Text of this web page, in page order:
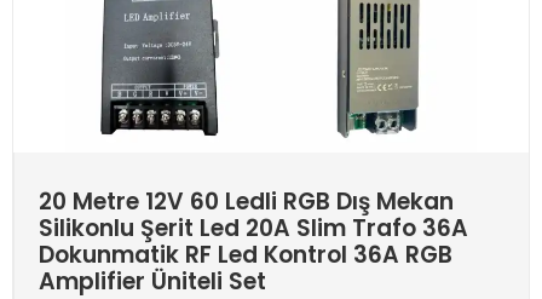
20 Metre 12V 60 Ledli RGB Dış Mekan
Silikonlu Şerit Led 20A Slim Trafo 36A
Dokunmatik RF Led Kontrol 36A RGB
Amplifier Üniteli Set